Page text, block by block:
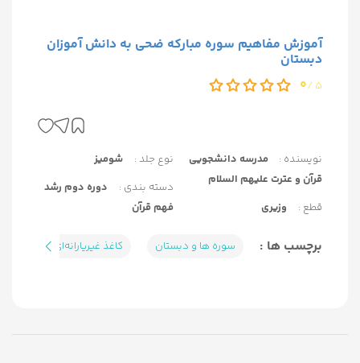
آموزش مفاهیم سوره مبارکه ضحی به دانش آموزان
دبستان
5 /
0
نویسنده :
مدرسه دانشجویی
قرآن و عترت علیهم السلام
قطع :
وزیری
نوع جلد :
شومیز
دسته بندی :
دوره دوم رشد
فهم قرآن
برچسب ها : سوره ها و دبستان کاغذ غیریارانه‌ای